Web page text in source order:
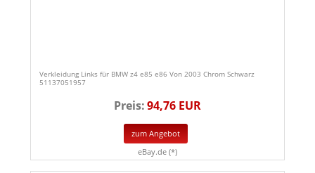
Verkleidung Links für BMW z4 e85 e86 Von 2003 Chrom Schwarz
51137051957
Preis:94,76 EUR
zum Angebot
eBay.de (*)